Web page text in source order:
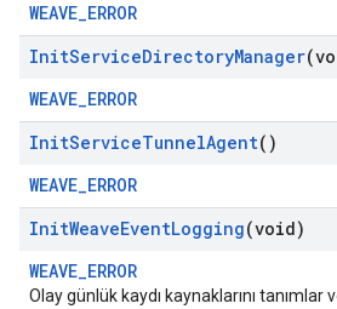
WEAVE_ERROR
InitServiceDirectoryManager
WEAVE_ERROR
InitServiceTunnelAgent()
WEAVE_ERROR
InitWeaveEventLogging(void)
WEAVE_ERROR
Olay günlük kaydı kaynaklarını tanımlar